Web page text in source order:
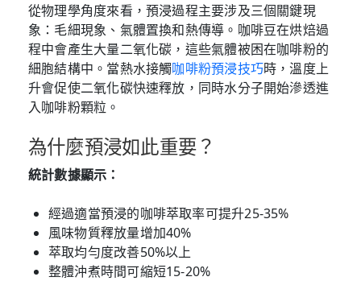
從物理學角度來看，預浸過程主要涉及三個關鍵現
象：毛細現象、氣體置換和熱傳導。咖啡豆在烘焙過
程中會產生大量二氧化碳，這些氣體被困在咖啡粉的
細胞結構中。當熱水接觸咖啡粉預浸技巧時，溫度上
升會促使二氧化碳快速釋放，同時水分子開始滲透進
入咖啡粉顆粒。
為什麼預浸如此重要？
統計數據顯示：
經過適當預浸的咖啡萃取率可提升25-35%
風味物質釋放量增加40%
萃取均勻度改善50%以上
整體沖煮時間可縮短15-20%